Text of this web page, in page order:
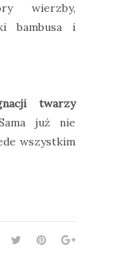
wierzby,
bambusa i
twarzy
już nie
wszystkim